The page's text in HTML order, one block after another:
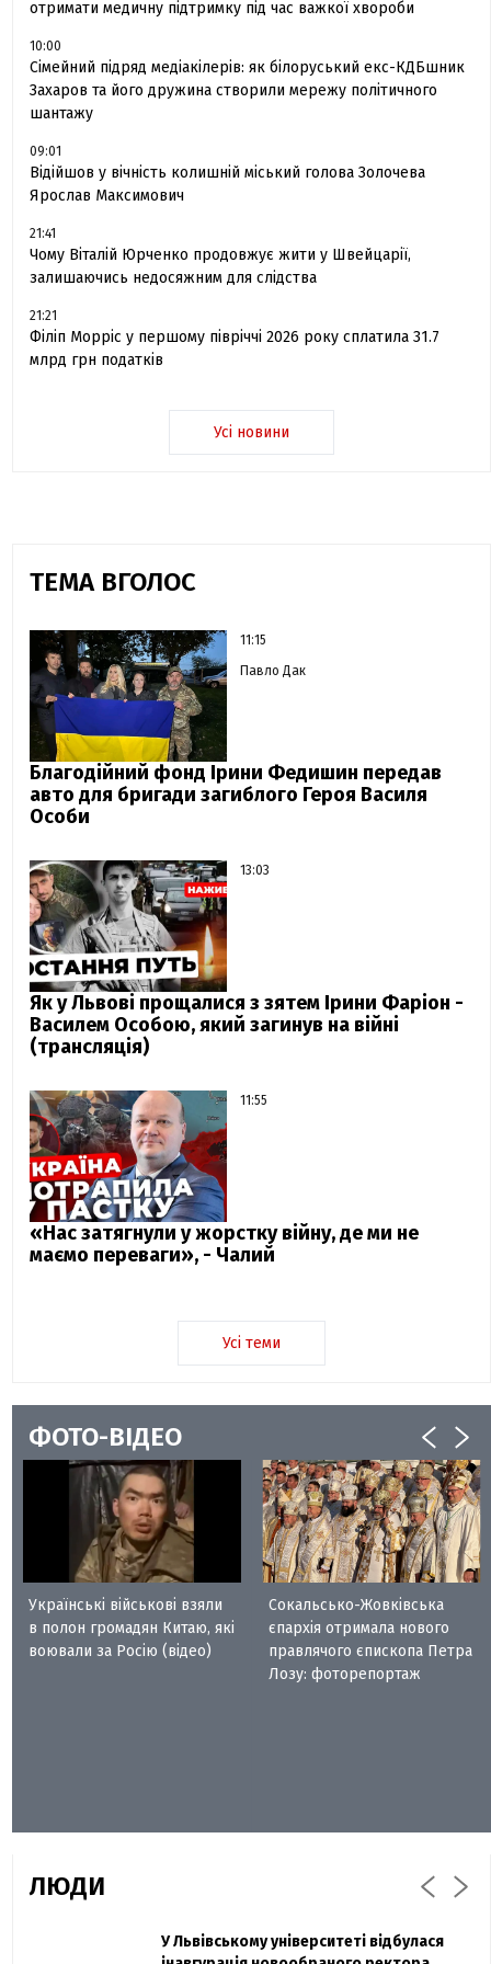
отримати медичну підтримку під час важкої хвороби
10:00
Сімейний підряд медіакілерів: як білоруський екс-КДБшник
Захаров та його дружина створили мережу політичного
шантажу
09:01
Відійшов у вічність колишній міський голова Золочева
Ярослав Максимович
21:41
Чому Віталій Юрченко продовжує жити у Швейцарії,
залишаючись недосяжним для слідства
21:21
Філіп Морріс у першому півріччі 2026 року сплатила 31.7
млрд грн податків
Усі новини
ТЕМА ВГОЛОС
11:15
Павло Дак
Благодійний фонд Ірини Федишин передав
авто для бригади загиблого Героя Василя
Особи
13:03
Як у Львові прощалися з зятем Ірини Фаріон -
Василем Особою, який загинув на війні
(трансляція)
11:55
«Нас затягнули у жорстку війну, де ми не
маємо переваги», - Чалий
Усі теми
ФОТО-ВІДЕО
Українські військові взяли
в полон громадян Китаю, які
воювали за Росію (відео)
Сокальсько-Жовківська
єпархія отримала нового
правлячого єпископа Петра
Лозу: фоторепортаж
ЛЮДИ
Павло Дак
Захисник "Азовсталі" Діанов вдруге
У Львівському університеті відбулася